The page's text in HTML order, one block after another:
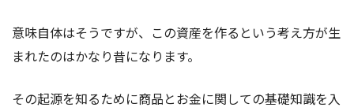
意味自体はそうですが、この資産を作るという考え方が生
まれたのはかなり昔になります。
その起源を知るために商品とお金に関しての基礎知識を入